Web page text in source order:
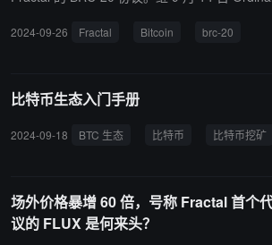
brc-20 的索引实现。
松分析并构建与 brc-20 相关的应用程序。 基于 Ordinals、brc-20 及
2024-09-26 Fractal Bitcoin brc-20
比特币生态入门手册
2024-09-18 BTC 生态 比特币 比特币挖矿
场外价格暴增 60 倍，号称 Fractal 首个
议的 FLUX 是何来头？